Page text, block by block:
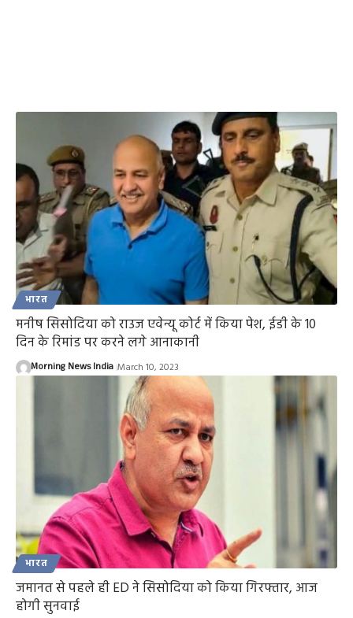
भारत
मनीष सिसोदिया को राउज एवेन्यू कोर्ट में किया पेश, ईडी के 10
दिन के रिमांड पर करने लगे आनाकानी
Morning News India March 10, 2023
भारत
जमानत से पहले ही ED ने सिसोदिया को किया गिरफ्तार, आज
होगी सुनवाई